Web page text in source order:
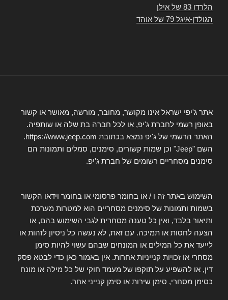
הלרדו 83 של אילן
הגולדן-איגל 79 של אוהד
אתר ג'יפי ישראל אינו מקושר, מחובר, מורשה, מאושר או קשור
באופן רשמי לחברת ג'יפ, או לכל חברה בת שלה או שותפיה.
האתר הרשמי של ג'יפ נמצא בכתובת https://www.jeep.com.
השם "Jeep" וכן שמות קשורים, סימנים, סמלים ותמונות הם
סימנים מסחריים רשומים של חברת ג'יפ.
השימוש באתר זה ו / או בחומר פרסומי או בחומר וידאו הקשור
בשמות ותמונות של סימנים מסחריים הוא למטרות מערכת
ותיאור בלבד, ואין כל טענה מסחרית לגבי השימוש בהם, או
הצעה לחסות או תמיכה. עם זאת, לא נעשה כל ניסיון לזהות או
לייעד את כל המילים או המונחים שבהם עשוי להיות סימן
מסחרי או זכויות קנייניות אחרות. אין באמור כאן כדי לבטא פסק
דין, או להשפיע על תוקפו של מעמד חוקי של כל מילה או מונח
כסימן מסחרי, סימן שירות או סימן קנייני אחר.